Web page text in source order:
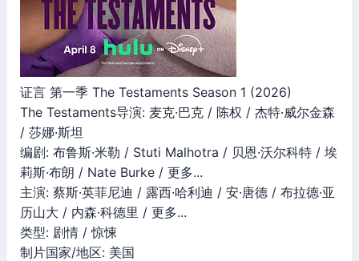
证言 第一季 The Testaments Season 1 (2026)
The Testaments导演: 麦克·巴克 / 陈权 / 杰特·威尔金森
/ 莎娜·斯坦
编剧: 布鲁斯·米勒 / Stuti Malhotra / 贝恩·沃尔科特 / 埃
莉斯·布朗 / Nate Burke / 更多...
主演: 蔡斯·英菲尼迪 / 露西·哈利迪 / 安·唐德 / 布拉德·亚
历山大 / 内森·科德里 / 更多...
类型: 剧情 / 惊悚
制片国家/地区: 美国